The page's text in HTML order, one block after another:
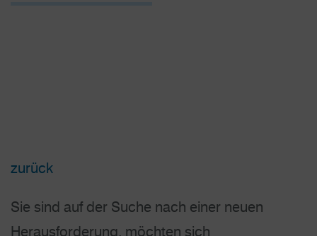
zurück
Sie sind auf der Suche nach einer neuen
Herausforderung, möchten sich